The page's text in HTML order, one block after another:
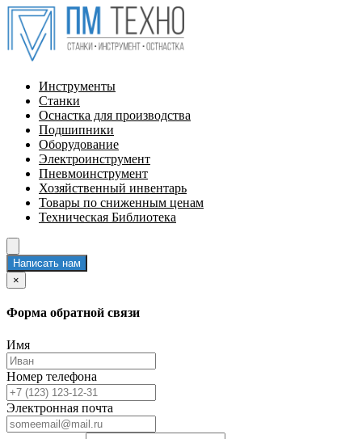
Инструменты
Станки
Оснастка для производства
Подшипники
Оборудование
Электроинструмент
Пневмоинструмент
Хозяйственный инвентарь
Товары по сниженным ценам
Техническая Библиотека
Написать нам
×
Форма обратной связи
Имя
Номер телефона
Электронная почта